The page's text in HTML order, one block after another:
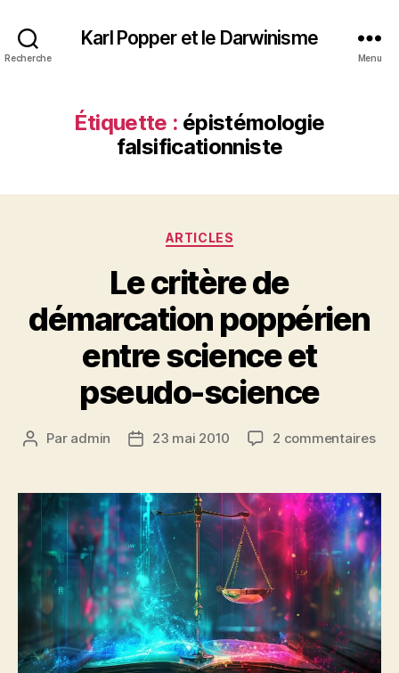
Recherche
Karl Popper et le Darwinisme
Menu
Étiquette : épistémologie
falsificationniste
Catégories
ARTICLES
Le critère de
démarcation poppérien
entre science et
pseudo-science
Auteur
Par admin
Date23 mai 2010 2 commentairessur
de
et